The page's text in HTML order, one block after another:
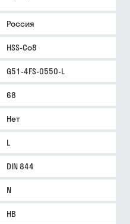
Россия
HSS-Co8
G51-4FS-0550-L
68
Нет
L
DIN 844
N
HB